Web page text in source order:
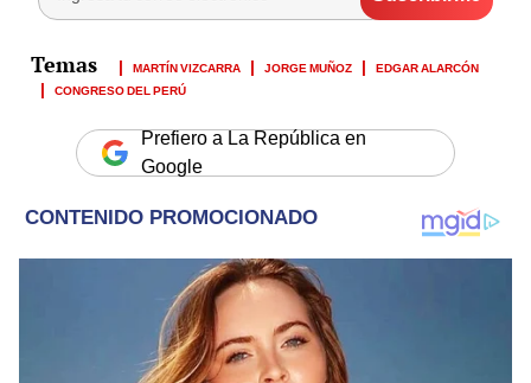
MARTÍN VIZCARRA JORGE MUÑOZ
EDGAR ALARCÓN
CONGRESO DEL PERÚ
Prefiero a La República en
Google